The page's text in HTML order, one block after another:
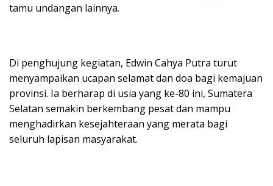
tamu undangan lainnya.
Di penghujung kegiatan, Edwin Cahya Putra turut
menyampaikan ucapan selamat dan doa bagi kemajuan
provinsi. Ia berharap di usia yang ke-80 ini, Sumatera
Selatan semakin berkembang pesat dan mampu
menghadirkan kesejahteraan yang merata bagi
seluruh lapisan masyarakat.